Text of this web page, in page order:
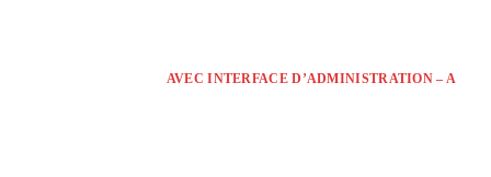
AVEC INTERFACE D’ADMINISTRATION – A